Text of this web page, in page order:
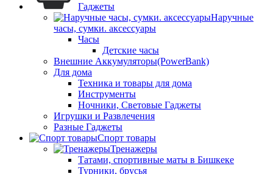
Гаджеты
Наручные
часы, сумки. аксессуары
Часы
Детские часы
Внешние Аккумуляторы(PowerBank)
Для дома
Техника и товары для дома
Инструменты
Ночники, Световые Гаджеты
Игрушки и Развлечения
Разные Гаджеты
Спорт товары
Тренажеры
Татами, спортивные маты в Бишкеке
Турники, брусья